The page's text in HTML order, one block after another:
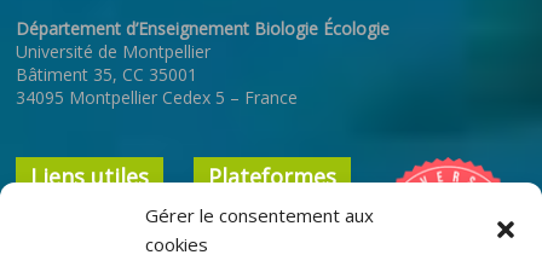
Gérer le consentement aux
cookies
Département d’Enseignement Biologie Écologie
Université de Montpellier
Bâtiment 35, CC 35001
34095 Montpellier Cedex 5 – France
Liens utiles Plateformes
ENT